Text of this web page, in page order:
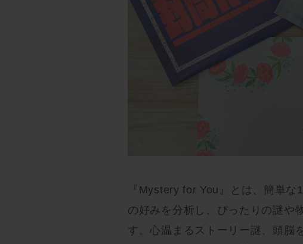
『Mystery for You』とは、簡単
の好みを分析し、ぴったりの謎や
す。心温まるストーリー謎、頭脳